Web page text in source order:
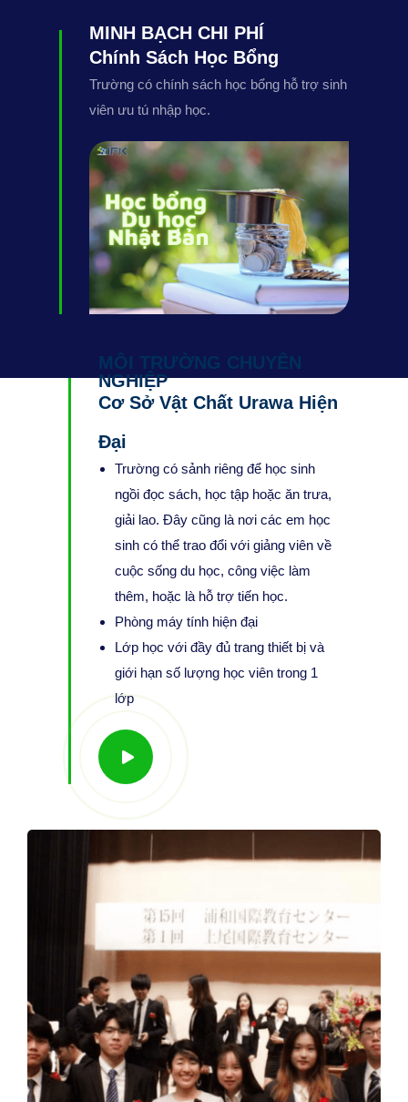
MINH BẠCH CHI PHÍ
Chính Sách Học Bổng
Trường có chính sách học bổng hỗ trợ sinh
viên ưu tú nhập học.
MÔI TRƯỜNG CHUYÊN
NGHIỆP
Cơ Sở Vật Chất Urawa Hiện
Đại
Trường có sảnh riêng để học sinh
ngồi đọc sách, học tập hoặc ăn trưa,
giải lao. Đây cũng là nơi các em học
sinh có thể trao đổi với giảng viên về
cuộc sống du học, công việc làm
thêm, hoặc là hỗ trợ tiến học.
Phòng máy tính hiện đại
Lớp học với đầy đủ trang thiết bị và
giới hạn số lượng học viên trong 1
lớp